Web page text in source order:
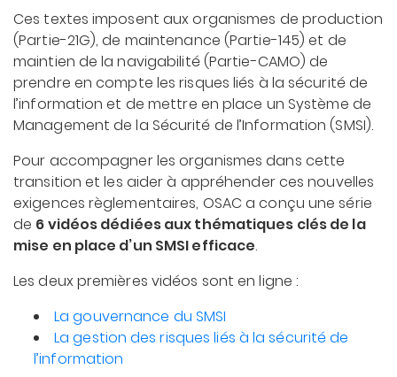
Ces textes imposent aux organismes de production
(Partie-21G), de maintenance (Partie-145) et de
maintien de la navigabilité (Partie-CAMO) de
prendre en compte les risques liés à la sécurité de
l’information et de mettre en place un Système de
Management de la Sécurité de l’Information (SMSI).
Pour accompagner les organismes dans cette
transition et les aider à appréhender ces nouvelles
exigences règlementaires, OSAC a conçu une série
de 6 vidéos dédiées aux thématiques clés de la
mise en place d’un SMSI efficace.
Les deux premières vidéos sont en ligne :
La gouvernance du SMSI
La gestion des risques liés à la sécurité de
l’information